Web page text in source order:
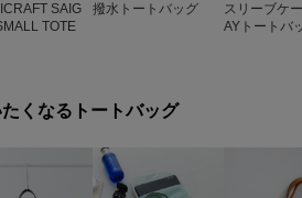
SAIG
TOTE
撥水トートバッグ
スリーブケ
AYトートバ
くなるトートバッグ